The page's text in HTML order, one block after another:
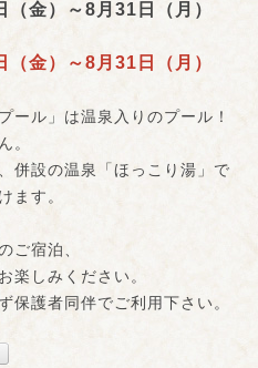
（金）～8月31日（月）
（金）～8月31日（月）
ール」は温泉入りのプール！
。
併設の温泉「ほっこり湯」で
ます。
ご宿泊、
楽しみください。
護者同伴でご利用下さい。